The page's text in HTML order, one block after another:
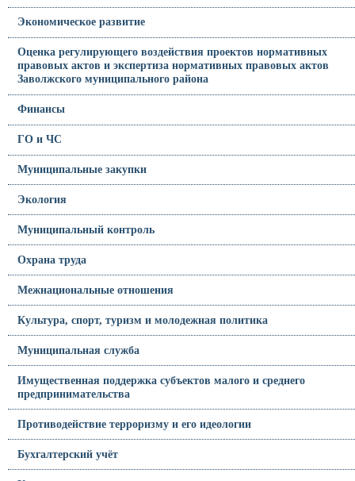
Экономическое развитие
Оценка регулирующего воздействия проектов нормативных
правовых актов и экспертиза нормативных правовых актов
Заволжского муниципального района
Финансы
ГО и ЧС
Муниципальные закупки
Экология
Муниципальный контроль
Охрана труда
Межнациональные отношения
Культура, спорт, туризм и молодежная политика
Муниципальная служба
Имущественная поддержка субъектов малого и среднего
предпринимательства
Противодействие терроризму и его идеологии
Бухгалтерский учёт